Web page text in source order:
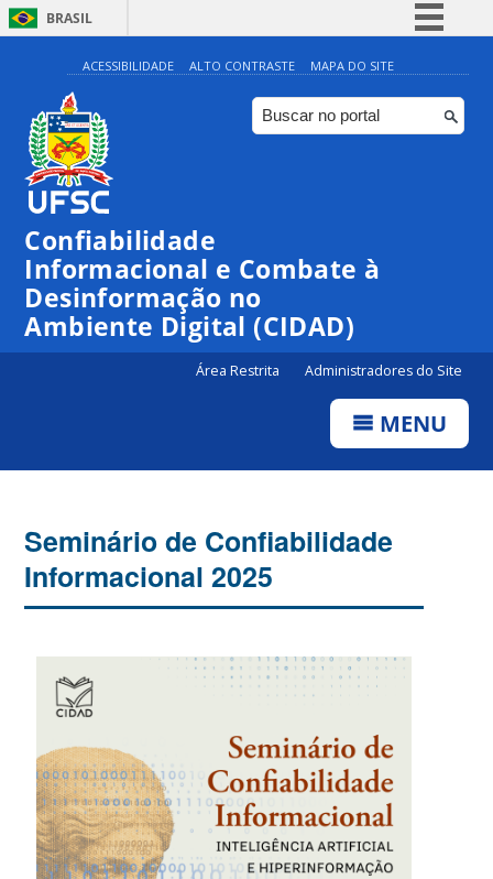
BRASIL
Simplifique!
Comunica BR
Participe
ACESSIBILIDADE ALTO CONTRASTE MAPA DO SITE
Confiabilidade
Informacional e Combate à
Desinformação no
Ambiente Digital (CIDAD)
Área Restrita Administradores do Site
MENU
Seminário de Confiabilidade
Informacional 2025